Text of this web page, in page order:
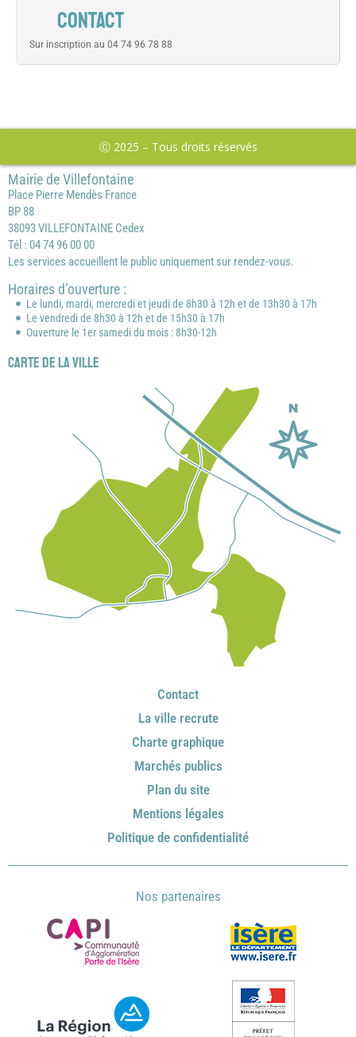
CONTACT
Sur inscription au 04 74 96 78 88
Ⓒ 2025 – Tous droits réservés
Mairie de Villefontaine
Place Pierre Mendès France
BP 88
38093 VILLEFONTAINE Cedex
Tél : 04 74 96 00 00
Les services accueillent le public uniquement sur rendez-vous.
Horaires d’ouverture :
Le lundi, mardi, mercredi et jeudi de 8h30 à 12h et de 13h30 à 17h
Le vendredi de 8h30 à 12h et de 15h30 à 17h
Ouverture le 1er samedi du mois : 8h30-12h
Carte de la ville
Contact
La ville recrute
Charte graphique
Marchés publics
Plan du site
Mentions légales
Politique de confidentialité
Nos partenaires